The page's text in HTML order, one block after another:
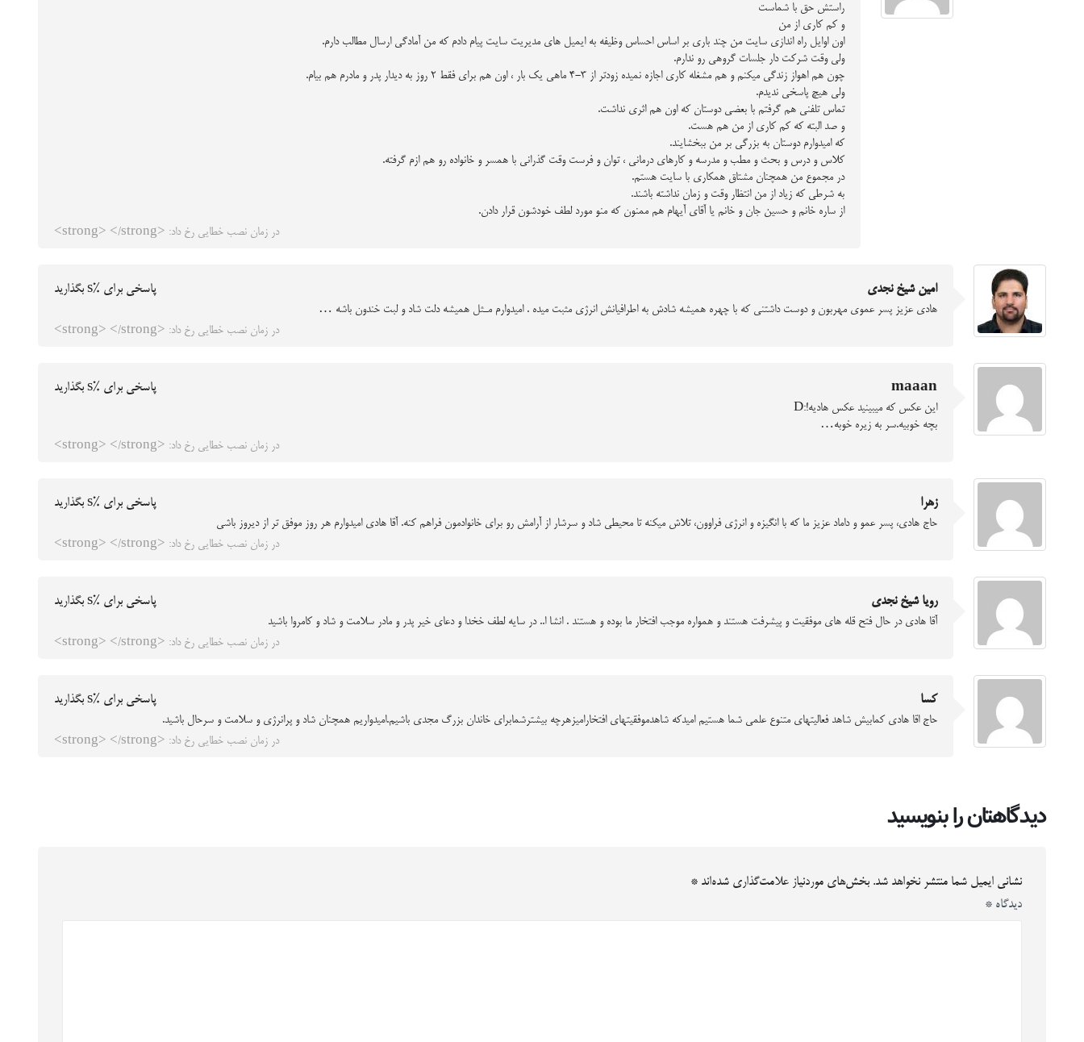
راستش حق با شماست
و کم کاری از من
اون اوایل راه اندازی سایت من چند باری بر اساس احساس وظیفه به ایمیل های مدیریت سایت پیام دادم که من آمادگی ارسال مطالب دارم.
ولی وقت شرکت دار جلسات گروهی رو ندارم.
چون هم اهواز زندگی میکنم و هم مشغله کاری اجازه نمیده زودتر از 3-4 ماهی یک بار ، اون هم برای فقط 2 روز به دیدار پدر و مادرم هم بیام.
ولی هیچ پاسخی ندیدم.
تماس تلفنی هم گرفتم با بعضی دوستان که اون هم اثری نداشت.
و صد البته که کم کاری از من هم هست.
که امیدوارم دوستان به بزرگی بر من ببخشایند.
کلاس و درس و بحث و مطب و مدرسه و کارهای درمانی ، توان و فرست وقت گذرانی با همسر و خانواده رو هم ازم گرفته.
در مجموع من همچنان مشتاق همکاری با سایت هستم.
به شرطی که زیاد از من انتظار وقت و زمان نداشته باشند.
از ساره خانم و حسین جان و خانم یا آقای آیهام هم ممنون که منو مورد لطف خودشون قرار دادن.
در زمان نصب خطایی رخ داد: <strong> </strong>
امین شیخ نجدی پاسخی برای %s بگذارید
هادی عزیز پسر عموی مهربون و دوست داشتنی که با چهره همیشه شادش به اطرافیانش انرژی مثبت میده . امیدوارم مـثل همیشه دلت شاد و لبت خندون باشه …
در زمان نصب خطایی رخ داد: <strong> </strong>
maaan پاسخی برای %s بگذارید
اين عكس كه ميبينيد عكس هاديه!:D
بچه خوبيه.سر به زيره خوبه…
در زمان نصب خطایی رخ داد: <strong> </strong>
زهرا پاسخی برای %s بگذارید
حاج هادی، پسر عمو و داماد عزیز ما که با انگیزه و انرژی فراوون، تلاش میکنه تا محیطی شاد و سرشار از آرامش رو برای خانوادمون فراهم کنه. آقا هادی امیدوارم هر روز موفق تر از دیروز باشی
در زمان نصب خطایی رخ داد: <strong> </strong>
رویا شیخ نجدی پاسخی برای %s بگذارید
آقا هادی در حال فتح قله های موفقیت و پیشرفت هستند و همواره موجب افتخار ما بوده و هستند . انشا ا.. در سایه لطف خخدا و دعای خیر پدر و مادر سلامت و شاد و کامروا باشید
در زمان نصب خطایی رخ داد: <strong> </strong>
کسا پاسخی برای %s بگذارید
حاج اقا هادی کمابیش شاهد فعالیتهای متنوع علمی شما هستیم امیدکه شاهدموفقیتهای افتخارامیزهرچه بیشترشمابرای خاندان بزرگ مجدی باشیم.امیدواریم همچنان شاد و پرانرژی و سلامت و سرحال باشید.
در زمان نصب خطایی رخ داد: <strong> </strong>
دیدگاهتان را بنویسید
نشانی ایمیل شما منتشر نخواهد شد. بخش‌های موردنیاز علامت‌گذاری شده‌اند *
دیدگاه *